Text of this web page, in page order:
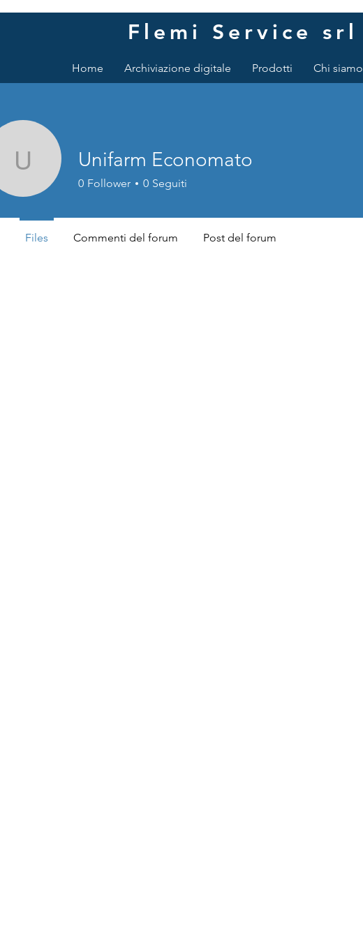
Flemi Service srl
Home Archiviazione digitale Prodotti Chi siamo
Unifarm Economato
Unifarm Economato
0 Follower 0 Seguiti
Files Commenti del forum Post del forum